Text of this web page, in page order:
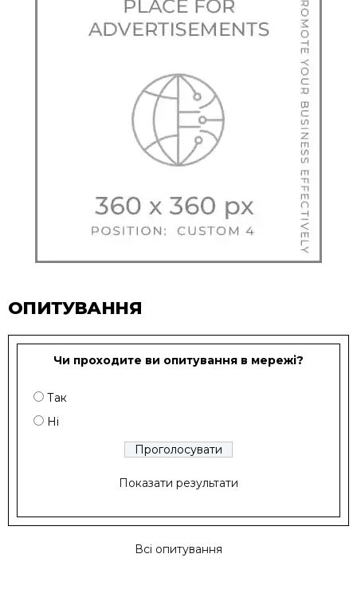
ОПИТУВАННЯ
Чи проходите ви опитування в мережі?
Так
Ні
Показати результати
Всі опитування